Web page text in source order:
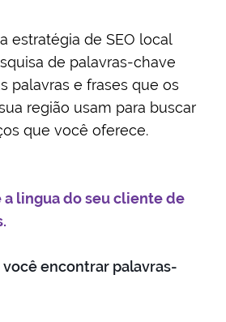
estratégia de SEO local
de palavras-chave
palavras e frases que os
região usam para buscar
que você oferece.
a lingua do seu cliente de
você encontrar palavras-